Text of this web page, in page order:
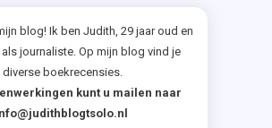
blog! Ik ben Judith, 29 jaar oud en
journaliste. Op mijn blog vind je
diverse boekrecensies.
kunt u mailen naar